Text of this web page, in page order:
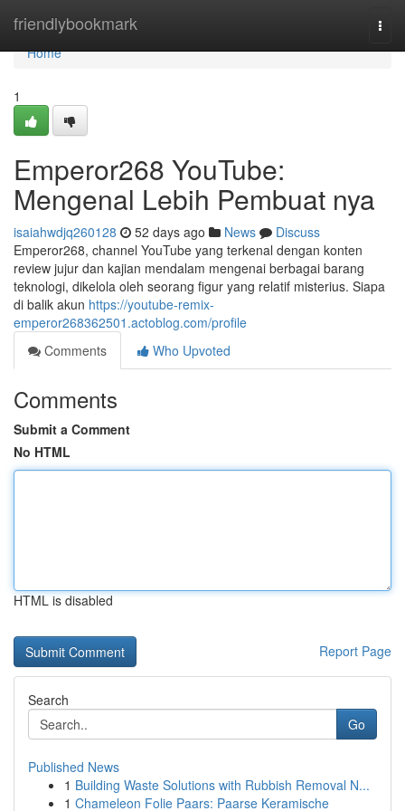
friendlybookmark
Home
Home
1
Emperor268 YouTube:
Mengenal Lebih Pembuat nya
isaiahwdjq260128 52 days ago News
Discuss
Emperor268, channel YouTube yang terkenal dengan konten
review jujur dan kajian mendalam mengenai berbagai barang
teknologi, dikelola oleh seorang figur yang relatif misterius. Siapa
di balik akun https://youtube-remix-
emperor268362501.actoblog.com/profile
Comments
Who Upvoted
Comments
Submit a Comment
No HTML
HTML is disabled
Report Page
Search
Go
Published News
1 Building Waste Solutions with Rubbish Removal N...
1 Chameleon Folie Paars: Paarse Keramische